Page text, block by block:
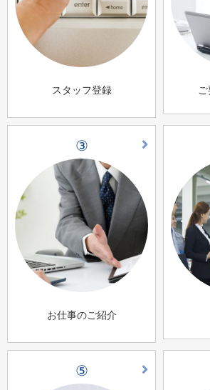
スタッフ登録
③
お仕事のご紹介
⑤